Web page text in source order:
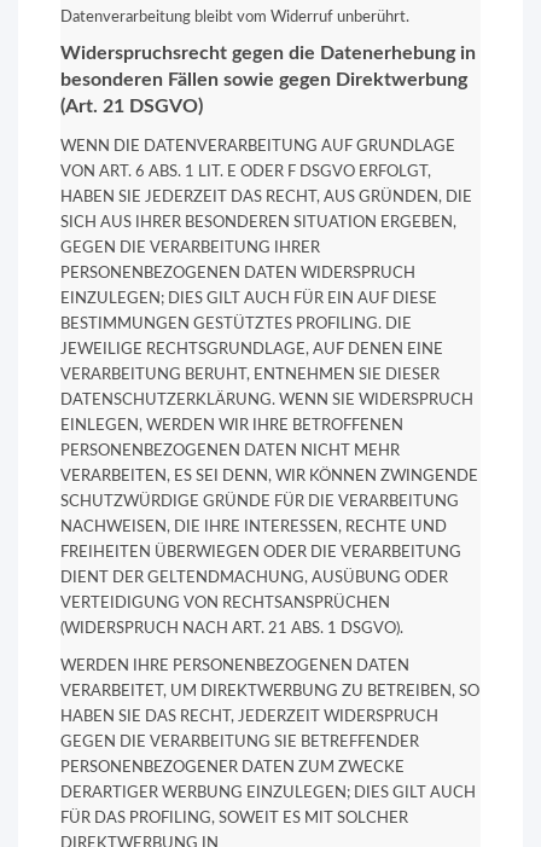
Datenverarbeitung bleibt vom Widerruf unberührt.
Widerspruchsrecht gegen die Datenerhebung in
besonderen Fällen sowie gegen Direktwerbung
(Art. 21 DSGVO)
WENN DIE DATENVERARBEITUNG AUF GRUNDLAGE
VON ART. 6 ABS. 1 LIT. E ODER F DSGVO ERFOLGT,
HABEN SIE JEDERZEIT DAS RECHT, AUS GRÜNDEN, DIE
SICH AUS IHRER BESONDEREN SITUATION ERGEBEN,
GEGEN DIE VERARBEITUNG IHRER
PERSONENBEZOGENEN DATEN WIDERSPRUCH
EINZULEGEN; DIES GILT AUCH FÜR EIN AUF DIESE
BESTIMMUNGEN GESTÜTZTES PROFILING. DIE
JEWEILIGE RECHTSGRUNDLAGE, AUF DENEN EINE
VERARBEITUNG BERUHT, ENTNEHMEN SIE DIESER
DATENSCHUTZERKLÄRUNG. WENN SIE WIDERSPRUCH
EINLEGEN, WERDEN WIR IHRE BETROFFENEN
PERSONENBEZOGENEN DATEN NICHT MEHR
VERARBEITEN, ES SEI DENN, WIR KÖNNEN ZWINGENDE
SCHUTZWÜRDIGE GRÜNDE FÜR DIE VERARBEITUNG
NACHWEISEN, DIE IHRE INTERESSEN, RECHTE UND
FREIHEITEN ÜBERWIEGEN ODER DIE VERARBEITUNG
DIENT DER GELTENDMACHUNG, AUSÜBUNG ODER
VERTEIDIGUNG VON RECHTSANSPRÜCHEN
(WIDERSPRUCH NACH ART. 21 ABS. 1 DSGVO).
WERDEN IHRE PERSONENBEZOGENEN DATEN
VERARBEITET, UM DIREKTWERBUNG ZU BETREIBEN, SO
HABEN SIE DAS RECHT, JEDERZEIT WIDERSPRUCH
GEGEN DIE VERARBEITUNG SIE BETREFFENDER
PERSONENBEZOGENER DATEN ZUM ZWECKE
DERARTIGER WERBUNG EINZULEGEN; DIES GILT AUCH
FÜR DAS PROFILING, SOWEIT ES MIT SOLCHER
DIREKTWERBUNG IN